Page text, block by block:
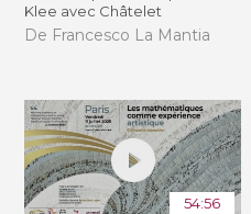
Klee avec Châtelet
De Francesco La Mantia
54:56